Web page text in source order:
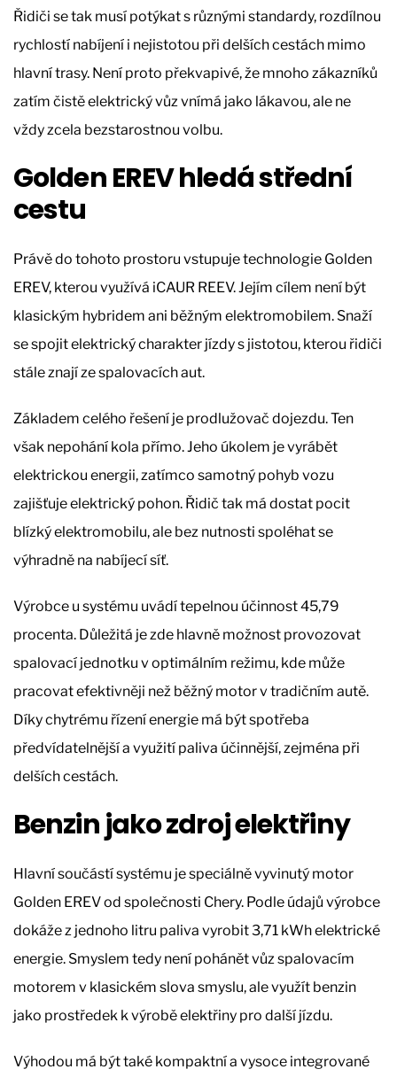
Řidiči se tak musí potýkat s různými standardy, rozdílnou
rychlostí nabíjení i nejistotou při delších cestách mimo
hlavní trasy. Není proto překvapivé, že mnoho zákazníků
zatím čistě elektrický vůz vnímá jako lákavou, ale ne
vždy zcela bezstarostnou volbu.
Golden EREV hledá střední
cestu
Právě do tohoto prostoru vstupuje technologie Golden
EREV, kterou využívá iCAUR REEV. Jejím cílem není být
klasickým hybridem ani běžným elektromobilem. Snaží
se spojit elektrický charakter jízdy s jistotou, kterou řidiči
stále znají ze spalovacích aut.
Základem celého řešení je prodlužovač dojezdu. Ten
však nepohání kola přímo. Jeho úkolem je vyrábět
elektrickou energii, zatímco samotný pohyb vozu
zajišťuje elektrický pohon. Řidič tak má dostat pocit
blízký elektromobilu, ale bez nutnosti spoléhat se
výhradně na nabíjecí síť.
Výrobce u systému uvádí tepelnou účinnost 45,79
procenta. Důležitá je zde hlavně možnost provozovat
spalovací jednotku v optimálním režimu, kde může
pracovat efektivněji než běžný motor v tradičním autě.
Díky chytrému řízení energie má být spotřeba
předvídatelnější a využití paliva účinnější, zejména při
delších cestách.
Benzin jako zdroj elektřiny
Hlavní součástí systému je speciálně vyvinutý motor
Golden EREV od společnosti Chery. Podle údajů výrobce
dokáže z jednoho litru paliva vyrobit 3,71 kWh elektrické
energie. Smyslem tedy není pohánět vůz spalovacím
motorem v klasickém slova smyslu, ale využít benzin
jako prostředek k výrobě elektřiny pro další jízdu.
Výhodou má být také kompaktní a vysoce integrované